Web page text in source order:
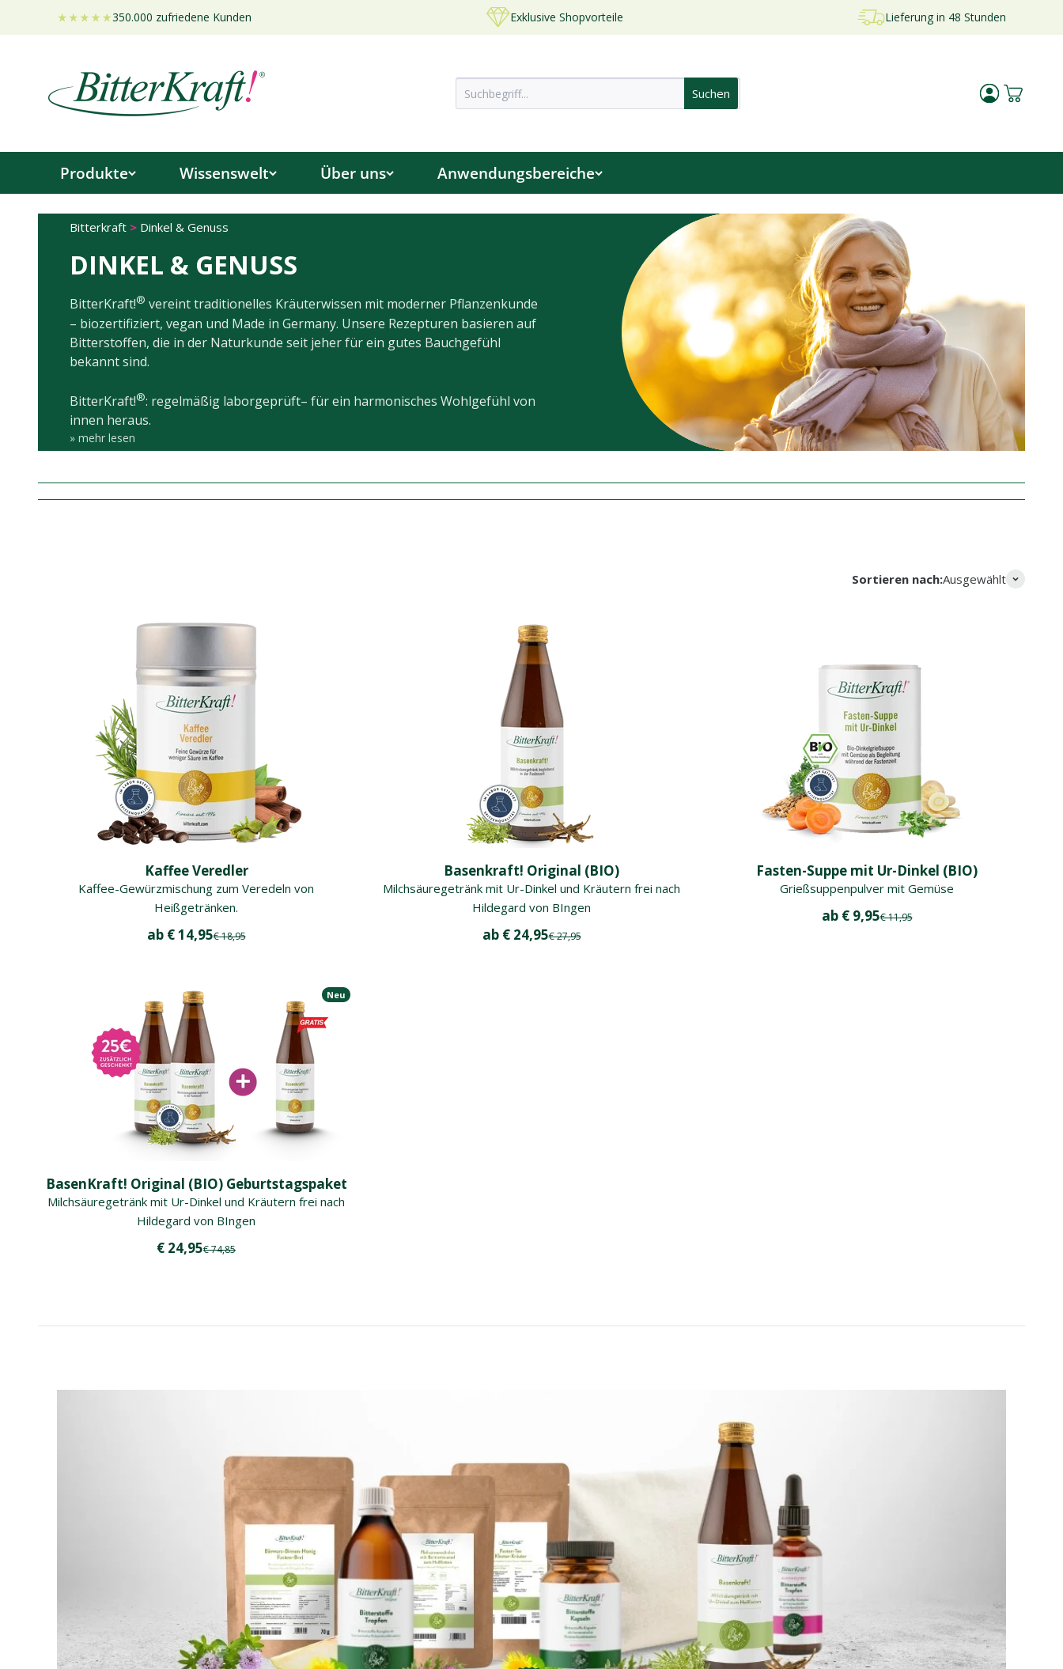
350.000 zufriedene Kunden Exklusive Shopvorteile Lieferung in 48 Stunden
Bitterkraft GmbH
Produkte Wissenswelt Über uns Anwendungsbereiche
Bitterkraft > Dinkel & Genuss
DINKEL & GENUSS
BitterKraft!® vereint traditionelles Kräuterwissen mit moderner Pflanzenkunde
– biozertifiziert, vegan und Made in Germany. Unsere Rezepturen basieren auf
Bitterstoffen, die in der Naturkunde seit jeher für ein gutes Bauchgefühl
bekannt sind.
BitterKraft!®: regelmäßig laborgeprüft– für ein harmonisches Wohlgefühl von
innen heraus.
» mehr lesen
Sortieren nach:Ausgewählt
Kaffee Veredler
Kaffee-Gewürzmischung zum Veredeln von
Heißgetränken.
Angebot
ab € 14,95Regulärer Preis
€ 18,95
Basenkraft! Original (BIO)
Milchsäuregetränk mit Ur-Dinkel und Kräutern frei nach
Hildegard von BIngen
Angebot
ab € 24,95Regulärer Preis
€ 27,95
Fasten-Suppe mit Ur-Dinkel (BIO)
Grießsuppenpulver mit Gemüse
Angebot
ab € 9,95Regulärer Preis
€ 11,95
Neu
BasenKraft! Original (BIO) Geburtstagspaket
Milchsäuregetränk mit Ur-Dinkel und Kräutern frei nach
Hildegard von BIngen
Angebot
€ 24,95Regulärer Preis
€ 74,85